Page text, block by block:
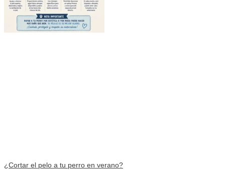
¿Cortar el pelo a tu perro en verano?